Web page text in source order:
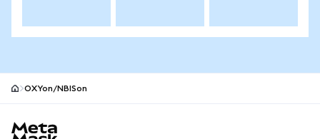
OXYon/NBISon